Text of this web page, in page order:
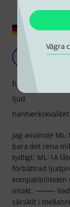
Vägra
Visa original
Jag använde
bara det rena
tydligt: ML-1A
förbättrad
kompatibiliteten
intakt. ⸻ Vad
särskilt i
funktioner
ljud
hantverkskvalitet